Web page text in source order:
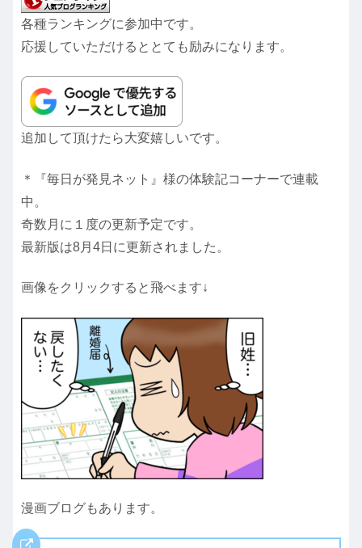
各種ランキングに参加中です。
応援していただけるととても励みになります。
追加して頂けたら大変嬉しいです。
＊『毎日が発見ネット』様の体験記コーナーで連載
中。
奇数月に１度の更新予定です。
最新版は8月4日に更新されました。
画像をクリックすると飛べます↓
漫画ブログもあります。